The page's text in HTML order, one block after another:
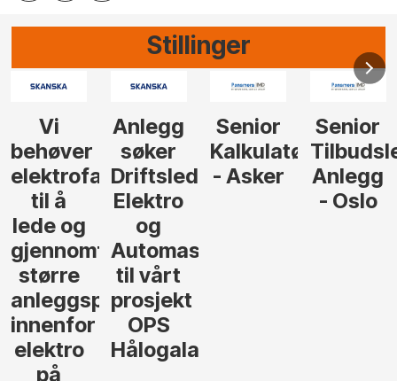
Stillinger
Senior
Kalkulatør
- Asker
Senior
Tilbudsleder
Anlegg
- Oslo
ingeniør
elektro,
Oslo